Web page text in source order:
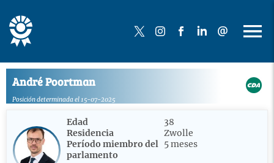
André Poortman
Posición determinada el 15-07-2025
Edad
38
Residencia
Zwolle
Período miembro del
parlamento
5 meses